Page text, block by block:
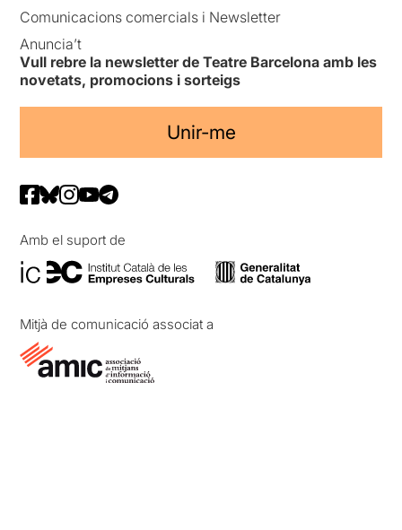
Comunicacions comercials i Newsletter
Anuncia’t
Vull rebre la newsletter de Teatre Barcelona amb les
novetats, promocions i sorteigs
Unir-me
Amb el suport de
Mitjà de comunicació associat a